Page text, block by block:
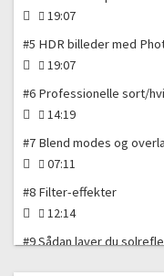
19:07
#5 HDR billeder med
19:07
#6 Professionelle sort/
14:19
#7 Blend modes og
07:11
#8 Filter-effekter
12:14
#9 Sådan laver du